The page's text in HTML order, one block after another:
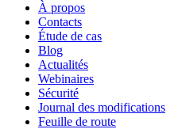
À propos
Contacts
Étude de cas
Blog
Actualités
Webinaires
Sécurité
Journal des modifications
Feuille de route